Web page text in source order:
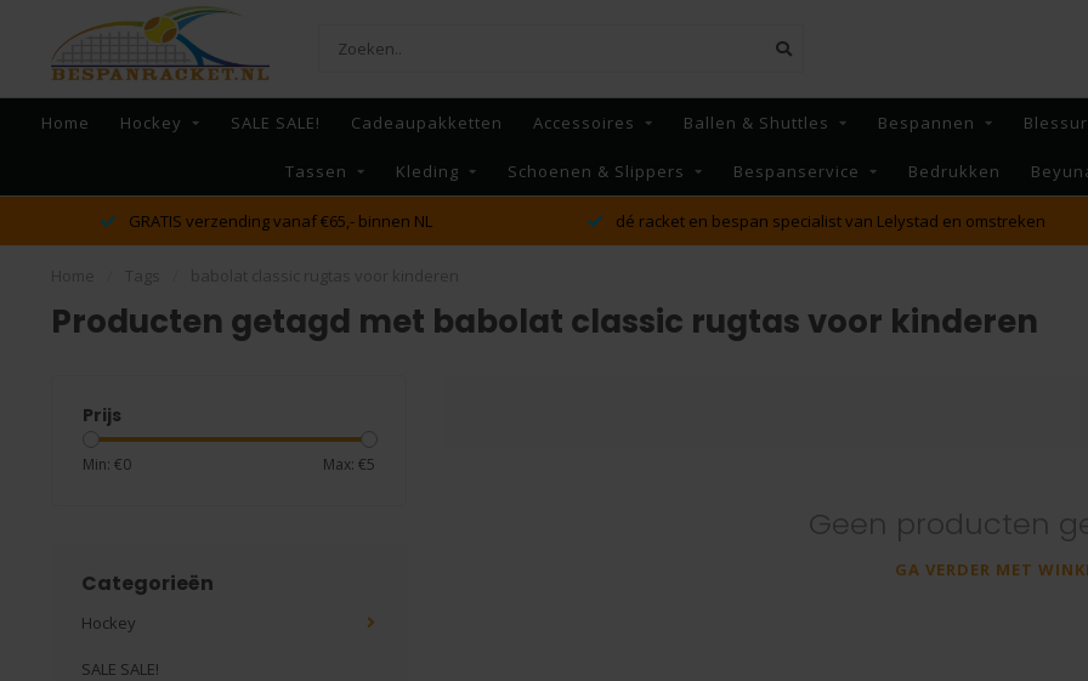
Home Hockey SALE SALE! Cadeaupakketten Accessoires Ballen & Shuttles Bespannen
Tassen Kleding Schoenen & Slippers Bespanservice Bedrukken
GRATIS verzending vanaf €65,- binnen NL dé racket en bespan specialist van Lelystad en omstreken
Producten getagd met babolat classic rugtas voor kinderen
Prijs
Min: €0 Max: €5
Categorieën
Hockey
SALE SALE!
Geen producten
GA VERDER MET